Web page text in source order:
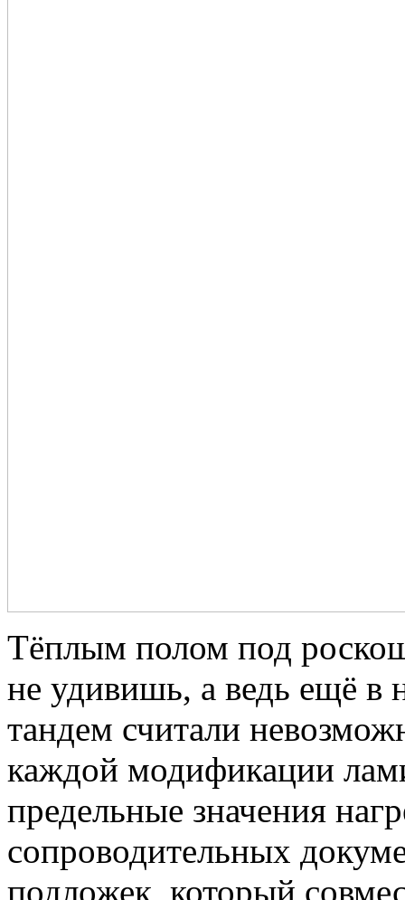
Тёплым полом под
не удивишь, а ведь ещё в
тандем считали
каждой модификации
предельные значения
сопроводительных
подложек, который